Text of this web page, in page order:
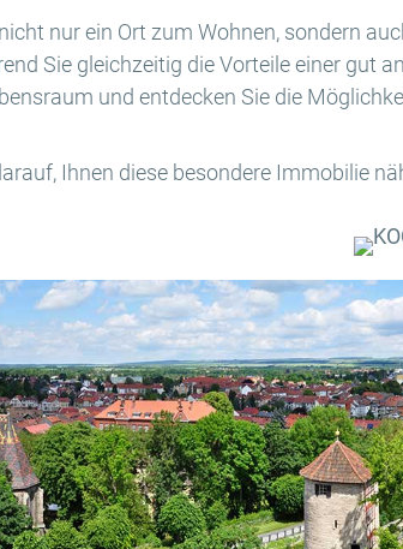
nur ein Ort zum Wohnen, sondern
Sie gleichzeitig die Vorteile einer gut
und entdecken Sie die
Ihnen diese besondere Immobilie